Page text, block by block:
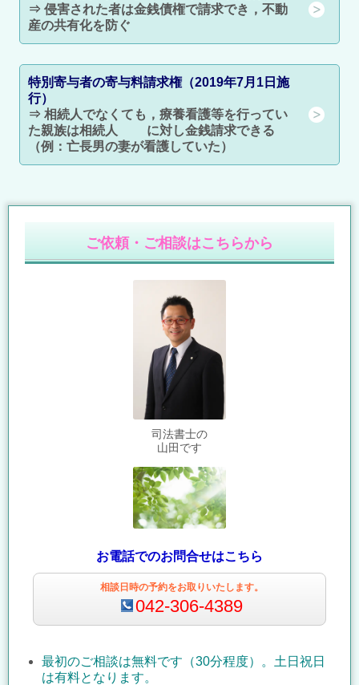
⇒ 侵害された者は金銭債権で請求でき，不動
産の共有化を防ぐ
特別寄与者の寄与料請求権（2019年7月1日施
行）
⇒ 相続人でなくても，療養看護等を行ってい
た親族は相続人 に対し金銭請求できる
（例：亡長男の妻が看護していた）
ご依頼・ご相談はこちらから
司法書士の
山田です
お電話でのお問合せはこちら
相談日時の予約をお取りいたします。
042-306-4389
最初のご相談は無料です（30分程度）。土日祝日
は有料となります。